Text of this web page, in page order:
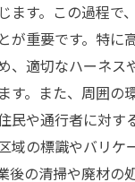
ます。この過程で
が重要です。特に
、適切なハーネス
す。また、周囲の
民や通行者に対す
域の標識やバリケ
後の清掃や廃材の